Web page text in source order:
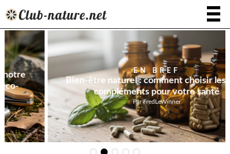
EN BREF
Bien-être naturel : comment choisir les bons
compléments pour votre santé
ParFredLeWinner